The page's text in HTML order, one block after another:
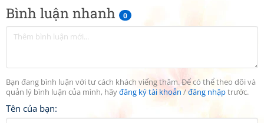
Bình luận nhanh 0
Bạn đang bình luận với tư cách khách viếng thăm. Để có thể theo dõi và
quản lý bình luận của mình, hãyđăng ký tài khoản/đăng nhậptrước.
Tên của bạn: